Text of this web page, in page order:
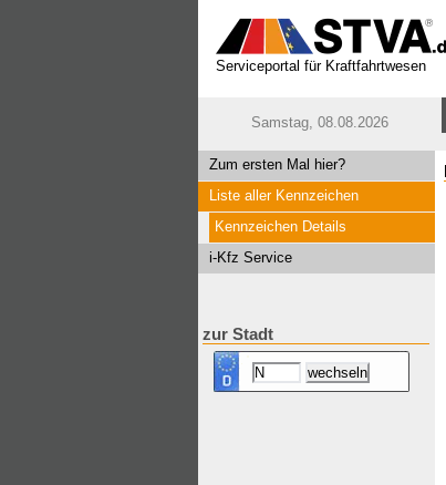
Serviceportal für Kraftfahrtwesen
Samstag, 08.08.2026
Zum ersten Mal hier?
Liste aller Kennzeichen
Kennzeichen Details
i-Kfz Service
zur Stadt